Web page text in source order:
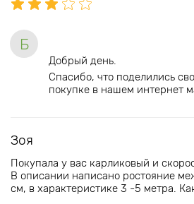
Б
Добрый день.
Спасибо, что поделились
покупке в нашем интернет
Зоя
Покупала у вас карликовый и
В описании написано ростояние
см, в характеристике 3 -5 метра.